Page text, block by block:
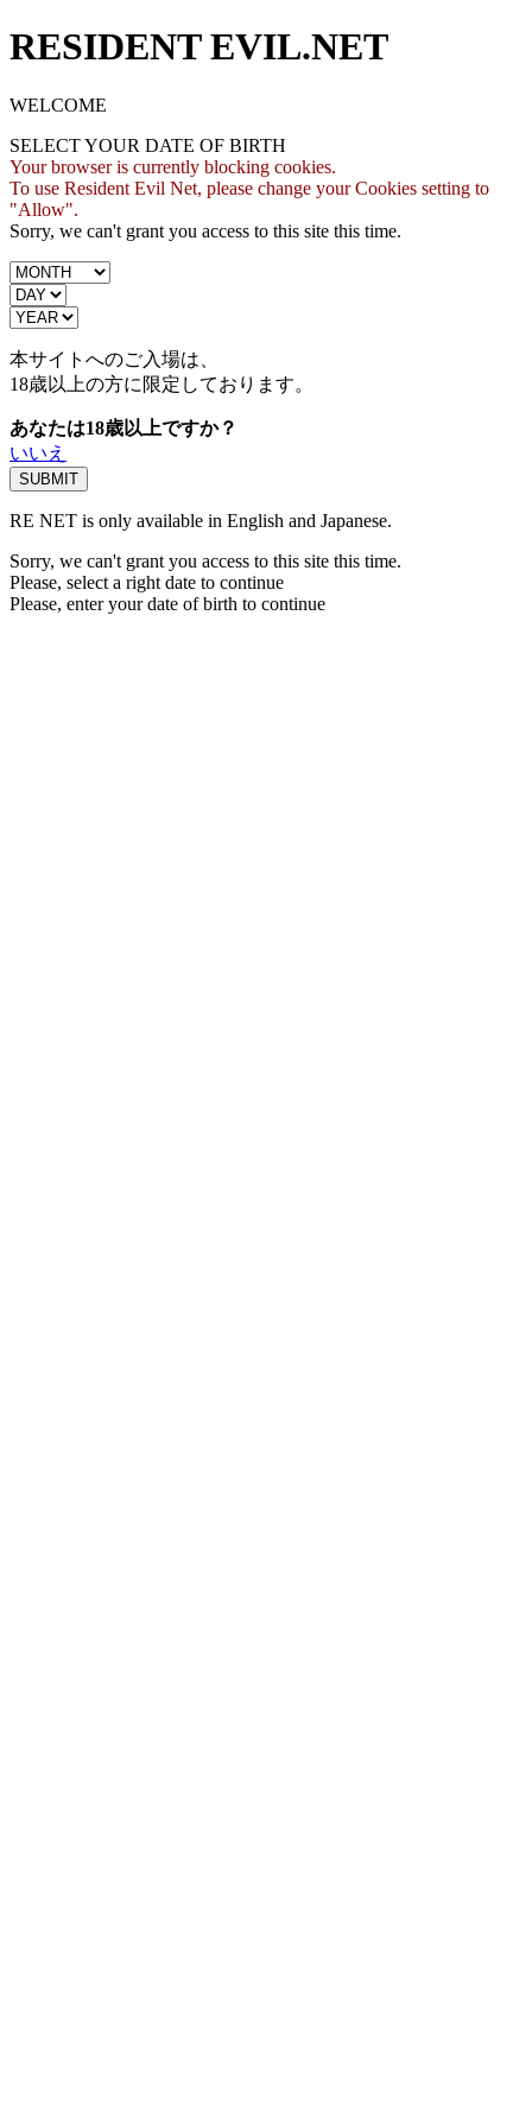
RESIDENT EVIL.NET
WELCOME
SELECT YOUR DATE OF BIRTH
Your browser is currently blocking cookies.
To use Resident Evil Net, please change your Cookies setting to
"Allow".
Sorry, we can't grant you access to this site this time.
本サイトへのご入場は、
18歳以上の方に限定しております。
あなたは18歳以上ですか？
いいえ
RE NET is only available in English and Japanese.
Sorry, we can't grant you access to this site this time.
Please, select a right date to continue
Please, enter your date of birth to continue